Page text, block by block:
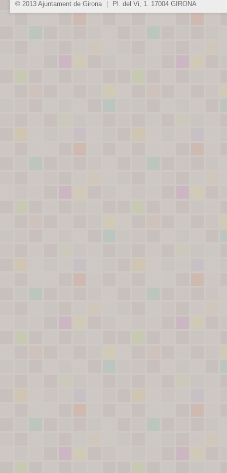
© 2013 Ajuntament de Girona Pl. del Vi, 1. 17004 GIRONA